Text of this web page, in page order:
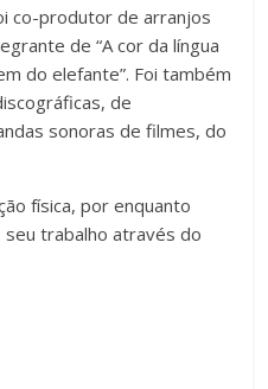
co-produtor de arranjos
de “A cor da língua
do elefante”. Foi também
de
sonoras de filmes, do
física, por enquanto
seu trabalho através do